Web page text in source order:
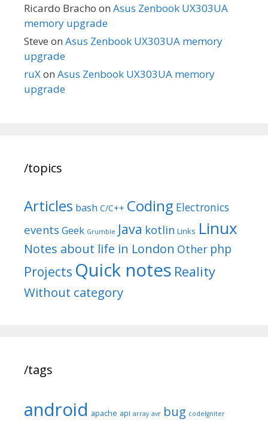
Ricardo Bracho on Asus Zenbook UX303UA
memory upgrade
Steve on Asus Zenbook UX303UA memory
upgrade
ruXon Asus Zenbook UX303UA memory
upgrade
/topics
Articles bash C/C++ Coding Electronics
events Geek Grumble Java kotlin Links Linux
Notes about life in London Other php
Projects Quick notes Reality
Without category
/tags
android apache api array avr bug codeIgniter